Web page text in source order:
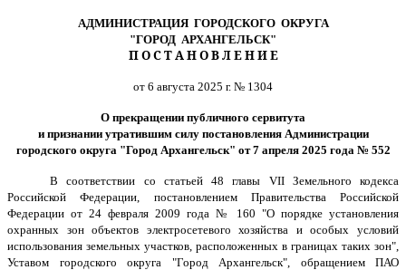
АДМИНИСТРАЦИЯ ГОРОДСКОГО ОКРУГА
"ГОРОД АРХАНГЕЛЬСК"
П О С Т А Н О В Л Е Н И Е
от 6 августа 2025 г. № 1304
О прекращении публичного сервитута
и признании утратившим силу постановления Администрации
городского округа "Город Архангельск" от 7 апреля 2025 года № 552
В соответствии со статьей 48 главы VII Земельного кодекса
Российской Федерации, постановлением Правительства Российской
Федерации от 24 февраля 2009 года № 160 "О порядке установления
охранных зон объектов электросетевого хозяйства и особых условий
использования земельных участков, расположенных в границах таких зон",
Уставом городского округа "Город Архангельск", обращением ПАО